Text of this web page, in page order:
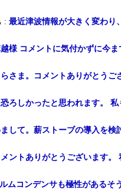
: 最近津波情報が大きく変わり
様 コメントに気付かずに今
らさま。コメントありがとうご
ろしかったと思われます。
して。薪ストーブの導入を検
メントありがとうございます。
ムコンデンサも極性があるそ